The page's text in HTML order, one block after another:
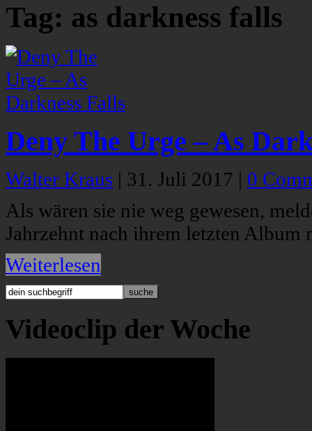
Tag: as darkness falls
Deny The Urge – As
Walter Kraus | 31. Juli 2017 | 0
Als wären sie nie weg gewesen,
Jahrzehnt nach ihrem letzten
Weiterlesen
Videoclip der Woche